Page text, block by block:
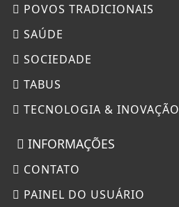
POVOS TRADICIONAIS
SAÚDE
SOCIEDADE
TABUS
TECNOLOGIA & INOVAÇÃO
INFORMAÇÕES
CONTATO
PAINEL DO USUÁRIO